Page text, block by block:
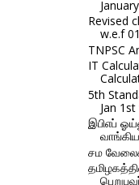
Revised
w.e.f
TNPSC
IT
5th
Jan
இபிஎப்
சம